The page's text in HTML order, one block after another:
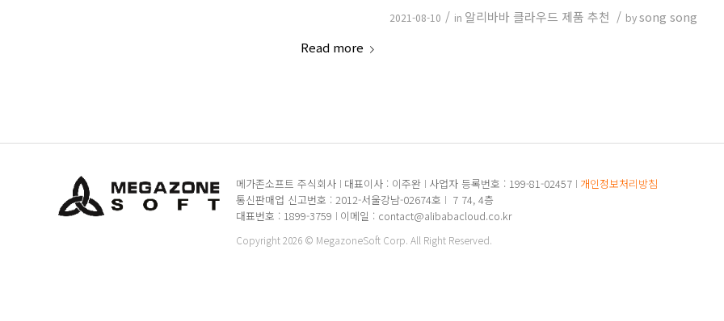
2021-08-10 / in 알리바바 클라우드 제품 추천 / bysong song
Read more
메가존소프트 주식회사 대표이사 : 이주완 사업자 등록번호 : 199-81-02457 개인정보처리방침
통신판매업 신고번호 : 2012-서울강남-02674호
7 74, 4층
대표번호 : 1899-3759
이메일 : contact@alibabacloud.co.kr
Copyright 2026 © MegazoneSoft Corp. All Right Reserved.